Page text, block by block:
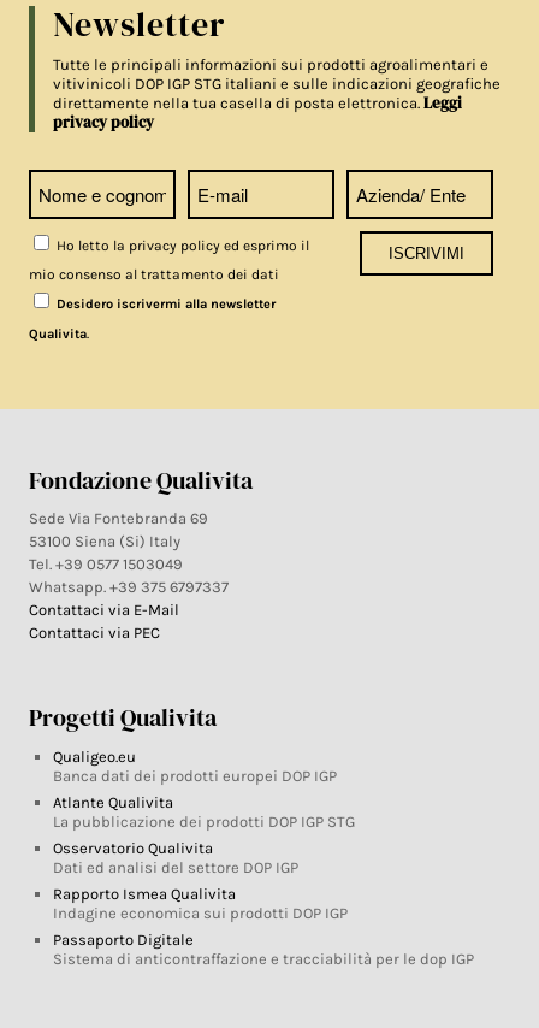
Newsletter
Tutte le principali informazioni sui prodotti agroalimentari e
vitivinicoli DOP IGP STG italiani e sulle indicazioni geografiche
direttamente nella tua casella di posta elettronica.Leggi
privacy policy
Ho letto la privacy policy ed esprimo il
mio consenso al trattamento dei dati
Desidero iscrivermi alla newsletter
Qualivita.
Fondazione Qualivita
Sede Via Fontebranda 69
53100 Siena (Si) Italy
Tel. +39 0577 1503049
Whatsapp. +39 375 6797337
Contattaci via E-Mail
Contattaci via PEC
Progetti Qualivita
Qualigeo.eu
Banca dati dei prodotti europei DOP IGP
Atlante Qualivita
La pubblicazione dei prodotti DOP IGP STG
Osservatorio Qualivita
Dati ed analisi del settore DOP IGP
Rapporto Ismea Qualivita
Indagine economica sui prodotti DOP IGP
Passaporto Digitale
Sistema di anticontraffazione e tracciabilità per le dop IGP